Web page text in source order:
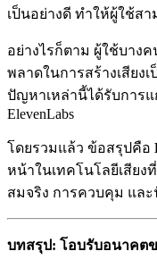
เป็นอย่างดี ทำให้ผู้ใช้ส
อย่างไรก็ตาม ผู้ใช้บาง
พลาดในการสร้างเสียง
ปัญหาเหล่านี้ได้รับการ
ElevenLabs
โดยรวมแล้ว ข้อสรุปคือ
หน้าในเทคโนโลยีเสียง
สมจริง การควบคุม แล
บทสรุป: โอบรับอนาคตข